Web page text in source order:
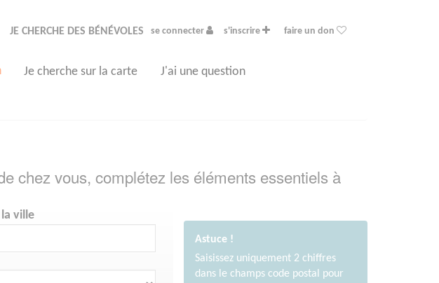
JE CHERCHE DES BÉNÉVOLES se connecter s'inscrire faire un don
Je cherche sur la carte J'ai une question
chez vous, complétez les éléments essentiels à
ville
Astuce !
Saisissez uniquement 2 chiffres
dans le champs code postal pour